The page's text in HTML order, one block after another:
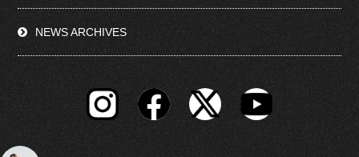
NEWS ARCHIVES